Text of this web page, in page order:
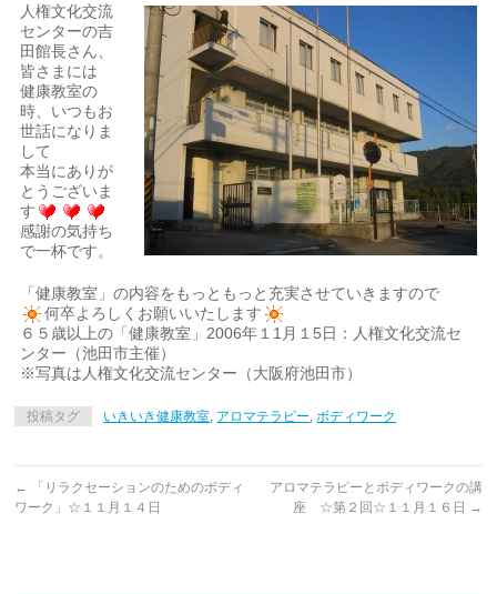
人権文化交流
センターの吉
田館長さん、
皆さまには
健康教室の
時、いつもお
世話になりま
して
本当にありが
とうございま
す
感謝の気持ち
で一杯です。
「健康教室」の内容をもっともっと充実させていきますので
何卒よろしくお願いいたします
６５歳以上の「健康教室」2006年１1月１5日：人権文化交流セ
ンター（池田市主催）
※写真は人権文化交流センター（大阪府池田市）
投稿タグ いきいき健康教室, アロマテラピー,ボディワーク
←
「リラクセーションのためのボディ
ワーク」☆１１月１４日
アロマテラピーとボディワークの講
座 ☆第２回☆１１月１６日 →